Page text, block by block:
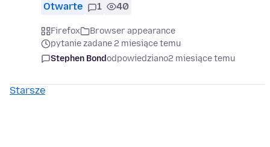
Otwarte 1 40
Firefox
Browser appearance
pytanie zadane 2 miesiące temu
Stephen Bondodpowiedziano2 miesiące temu
Starsze